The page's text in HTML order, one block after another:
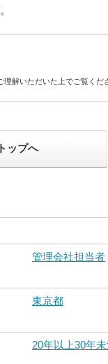
解いただいた上でご覧くだ
ップへ
管理会社担当者
東京都
20年以上30年